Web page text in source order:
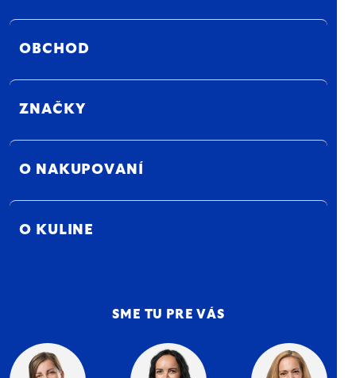
OBCHOD
ZNAČKY
O NAKUPOVANÍ
O KULINE
SME TU PRE VÁS